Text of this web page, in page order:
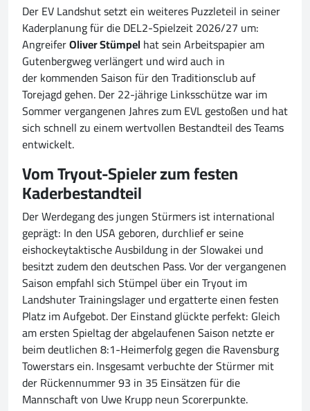
Der EV Landshut setzt ein weiteres Puzzleteil in seiner
Kaderplanung für die DEL2-Spielzeit 2026/27 um:
AngreiferOliver Stümpel hat sein Arbeitspapier am
Gutenbergweg verlängert und wird auch in
der kommenden Saison für den Traditionsclub auf
Torejagd gehen. Der 22-jährige Linksschütze war im
Sommer vergangenen Jahres zum EVL gestoßen und hat
sich schnell zu einem wertvollen Bestandteil des Teams
entwickelt.
Vom Tryout-Spieler zum festen
Kaderbestandteil
Der Werdegang des jungen Stürmers ist international
geprägt: In den USA geboren, durchlief er seine
eishockeytaktische Ausbildung in der Slowakei und
besitzt zudem den deutschen Pass. Vor der vergangenen
Saison empfahl sich Stümpel über ein Tryout im
Landshuter Trainingslager und ergatterte einen festen
Platz im Aufgebot. Der Einstand glückte perfekt: Gleich
am ersten Spieltag der abgelaufenen Saison netzte er
beim deutlichen 8:1-Heimerfolg gegen die Ravensburg
Towerstars ein. Insgesamt verbuchte der Stürmer mit
der Rückennummer 93 in 35 Einsätzen für die
Mannschaft von Uwe Krupp neun Scorerpunkte.